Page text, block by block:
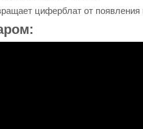
циферблат от появления